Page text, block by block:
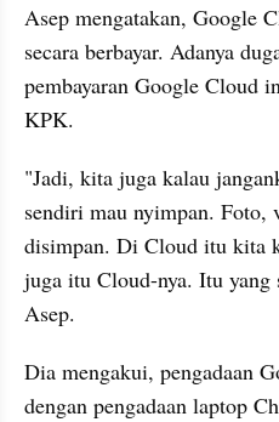
Asep mengatakan, Google
secara berbayar. Adanya
pembayaran Google Cloud
KPK.
"Jadi, kita juga kalau
sendiri mau nyimpan. Foto,
disimpan. Di Cloud itu kita
juga itu Cloud-nya. Itu
Asep.
Dia mengakui, pengadaan
dengan pengadaan laptop